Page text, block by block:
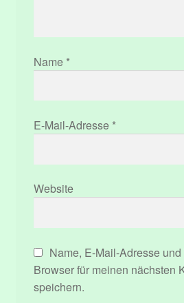
Name *
E-Mail-Adresse *
Website
Name, E-Mail-Adresse
Browser für meinen nächsten
speichern.